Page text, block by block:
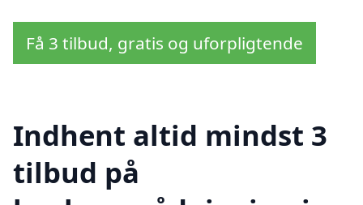
Få 3 tilbud, gratis og uforpligtende
Indhent altid mindst 3
tilbud på